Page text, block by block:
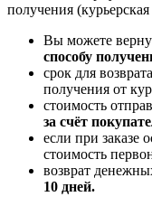
получения
Вы можете
способу
срок для
получения от
стоимость
за счёт
если при заказе
стоимость
возврат
10 дней.